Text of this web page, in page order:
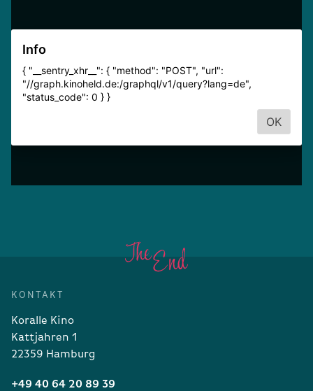
KONTAKT
Koralle Kino
Kattjahren 1
22359 Hamburg
+49 40 64 20 89 39